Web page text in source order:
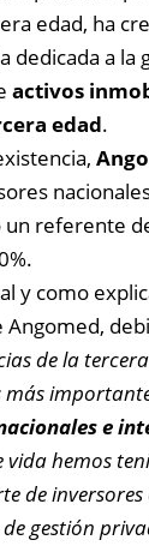
edad, ha
dedicada a la
activos
edad.
referente
y como
Angomed,
de la
e
hemos
de
gestión